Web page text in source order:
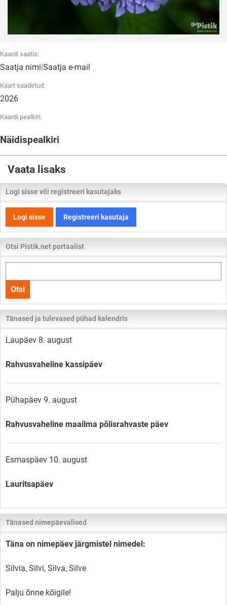
Kaardi saatis:
Saatja nimi|Saatja e-mail
Kaart saadetud:
2026
Kaardi pealkiri:
Näidispealkiri
Vaata lisaks
Logi sisse või registreeri kasutajaks
Logi sisse Registreeri kasutaja
Otsi Pistik.net portaalist
kogu
lehelt
Otsi
Tänased ja tulevased pühad kalendris
Laupäev 8. august
Rahvusvaheline kassipäev
Pühapäev 9. august
Rahvusvaheline maailma põlisrahvaste päev
Esmaspäev 10. august
Lauritsapäev
Tänased nimepäevalised
Täna on nimepäev järgmistel nimedel:
Silvia, Silvi, Silva, Silve
Palju õnne kõigile!